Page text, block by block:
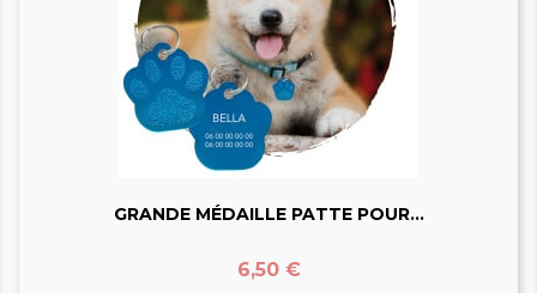
GRANDE MÉDAILLE PATTE POUR...
Prix
6,50 €